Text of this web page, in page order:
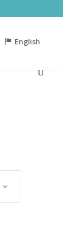
English